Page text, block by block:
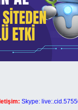
Skype: